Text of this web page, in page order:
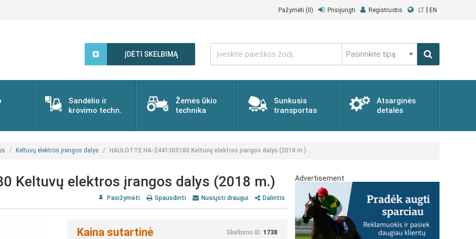
Pažymėti (0) Prisijungti Registruotis LT EN
ĮDĖTI SKELBIMĄ
Įveskite
paieškos
žodį...
Pasirinkite
tipą
Sandėlio ir
krovimo techn.
Žemės ūkio
technika
Sunkusis
transportas
Atsarginės
detalės
Keltuvų elektros įrangos dalys HAULOTTE HA-2441305180 Keltuvų elektros įrangos dalys (2018 m.)
Keltuvų elektros įrangos dalys (2018 m.)
Pasižymėti Spausdinti Nusiųsti draugui Dalintis
Kaina sutartinė Skelbimo ID: 1738
Advertisement